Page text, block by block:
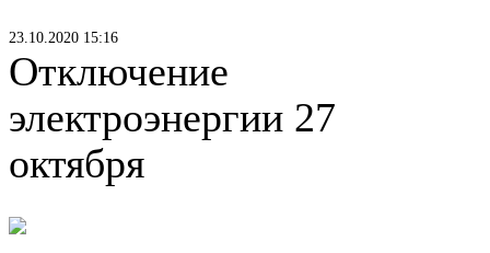
23.10.2020 15:16
Отключение
электроэнергии 27
октября